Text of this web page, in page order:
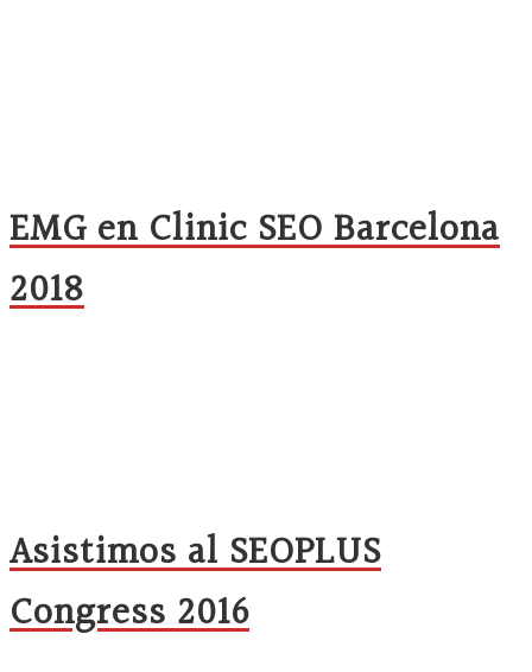
EMG en Clinic SEO Barcelona
2018
Asistimos al SEOPLUS
Congress 2016